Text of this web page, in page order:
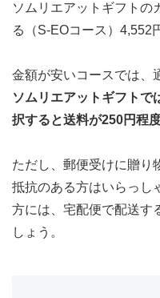
ソムリエアットギフトの
る（S-EOコース）4,552
金額が安いコースでは、
ソムリエアットギフトで
択すると送料が250円程
ただし、郵便受けに贈り
抵抗のある方はいらっし
方には、宅配便で配送す
しょう。